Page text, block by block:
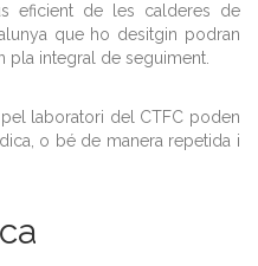
eficient de les calderes de
que ho desitgin podran
pla integral de seguiment.
pel laboratori del CTFC poden
o bé de manera repetida i